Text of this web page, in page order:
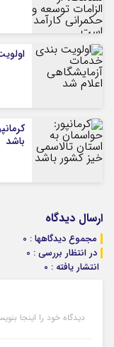
باشد
ارسال دیدگاه
مجموع دیدگاهها : 0
در انتظار بررسی : 0
انتشار یافته : 0
دیدگاه خود را اینجا